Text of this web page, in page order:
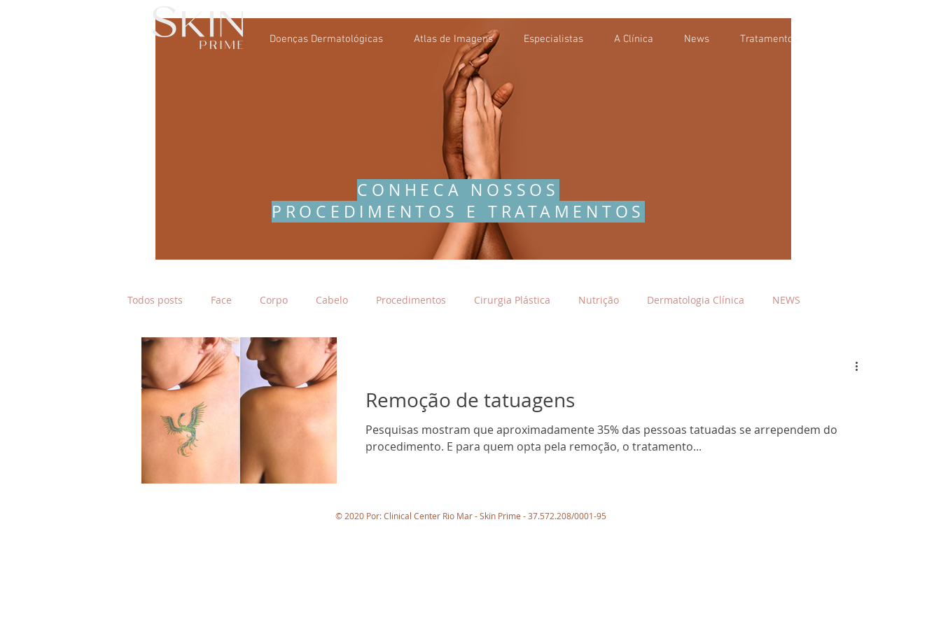
Doenças Dermatológicas Atlas de Imagens Especialistas A Clínica News Tratamentos
CONHECA NOSSOS
PROCEDIMENTOS E TRATAMENTOS
Todos posts Face Corpo Cabelo Procedimentos Cirurgia Plástica Nutrição Dermatologia Clínica NEWS
Remoção de tatuagens
Pesquisas mostram que aproximadamente 35% das pessoas tatuadas se arrependem do
procedimento. E para quem opta pela remoção, o tratamento...
© 2020 Por: Clinical Center Rio Mar - Skin Prime - 37.572.208/0001-95